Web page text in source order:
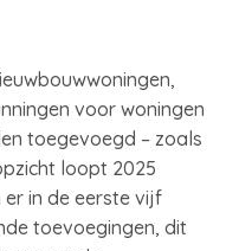
voor woningen
toegevoegd – zoals
loopt 2025
in de eerste vijf
toevoegingen, dit